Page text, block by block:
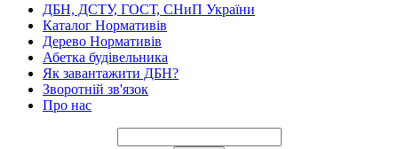
ДБН, ДСТУ, ГОСТ, СНиП України
Каталог Нормативів
Дерево Нормативів
Абетка будівельника
Як завантажити ДБН?
Зворотній зв'язок
Про нас